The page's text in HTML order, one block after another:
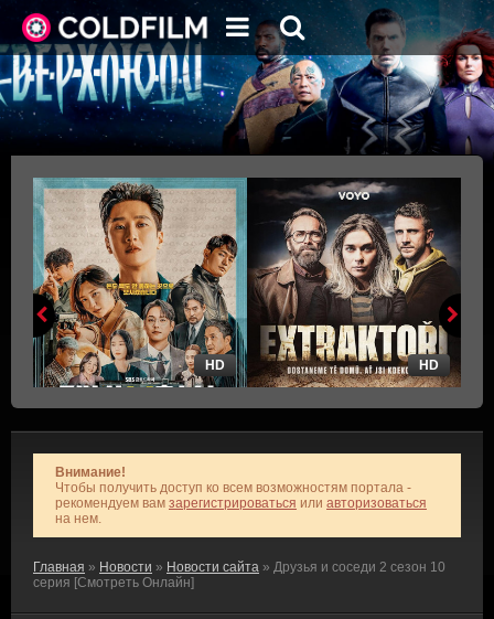
HD HD
Внимание!
Чтобы получить доступ ко всем возможностям портала -
рекомендуем вам зарегистрироваться или авторизоваться
на нем.
Главная » Новости » Новости сайта » Друзья и соседи 2 сезон 10
серия [Смотреть Онлайн]